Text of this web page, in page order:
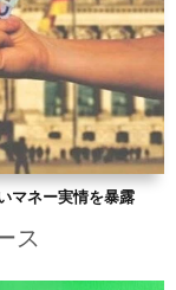
マネー実情を暴露
ス